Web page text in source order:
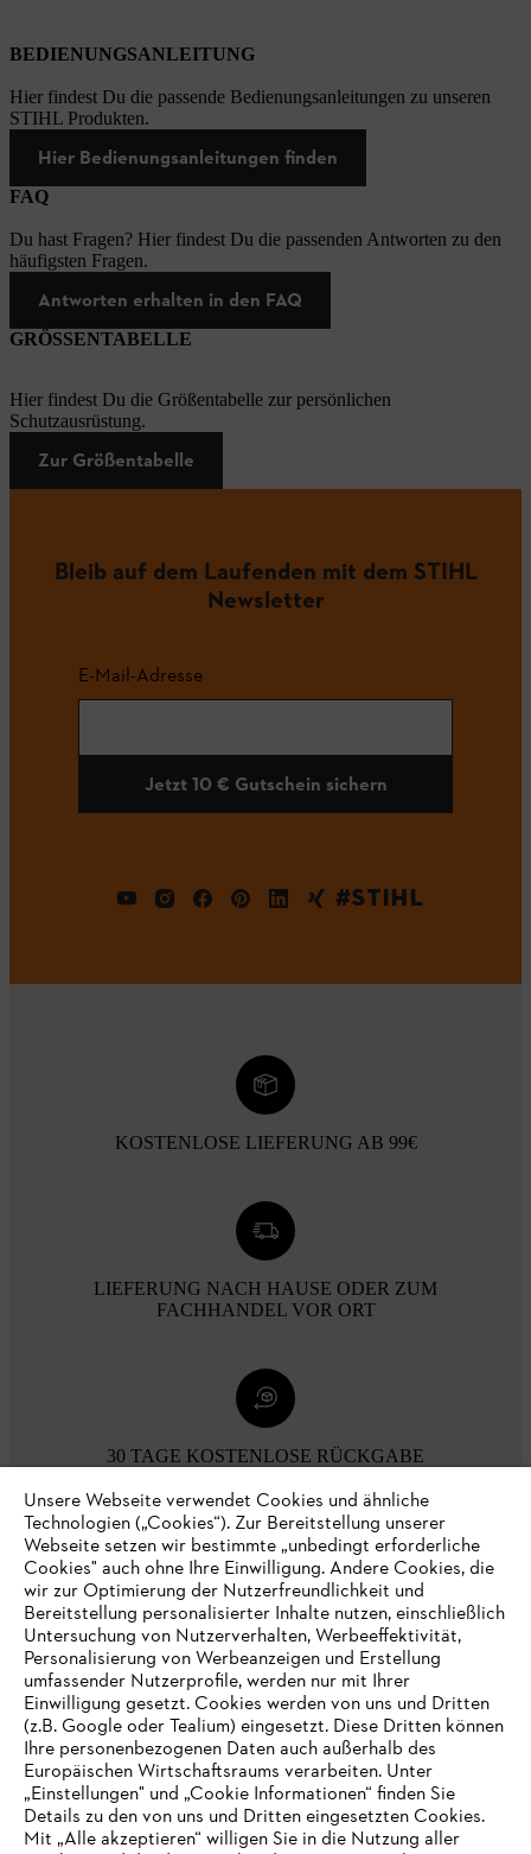
BEDIENUNGSANLEITUNG
Hier findest Du die passende Bedienungsanleitungen zu unseren
STIHL Produkten.
Hier Bedienungsanleitungen finden
FAQ
Du hast Fragen? Hier findest Du die passenden Antworten zu den
häufigsten Fragen.
Antworten erhalten in den FAQ
GRÖSSENTABELLE
Hier findest Du die Größentabelle zur persönlichen
Schutzausrüstung.
Zur Größentabelle
Bleib auf dem Laufenden mit dem STIHL
Newsletter
E-Mail-Adresse
Jetzt 10 € Gutschein sichern
#STIHL
KOSTENLOSE LIEFERUNG AB 99€
LIEFERUNG NACH HAUSE ODER ZUM
FACHHANDEL VOR ORT
30 TAGE KOSTENLOSE RÜCKGABE
Zahlungsmöglichkeiten
Unternehmen
Unsere Webseite verwendet Cookies und ähnliche
Technologien („Cookies“). Zur Bereitstellung unserer
Webseite setzen wir bestimmte „unbedingt erforderliche
Cookies" auch ohne Ihre Einwilligung. Andere Cookies, die
wir zur Optimierung der Nutzerfreundlichkeit und
Bereitstellung personalisierter Inhalte nutzen, einschließlich
Untersuchung von Nutzerverhalten, Werbeeffektivität,
Personalisierung von Werbeanzeigen und Erstellung
umfassender Nutzerprofile, werden nur mit Ihrer
Einwilligung gesetzt. Cookies werden von uns und Dritten
(z.B. Google oder Tealium) eingesetzt. Diese Dritten können
Ihre personenbezogenen Daten auch außerhalb des
Europäischen Wirtschaftsraums verarbeiten. Unter
„Einstellungen" und „Cookie Informationen“ finden Sie
Details zu den von uns und Dritten eingesetzten Cookies.
Mit „Alle akzeptieren“ willigen Sie in die Nutzung aller